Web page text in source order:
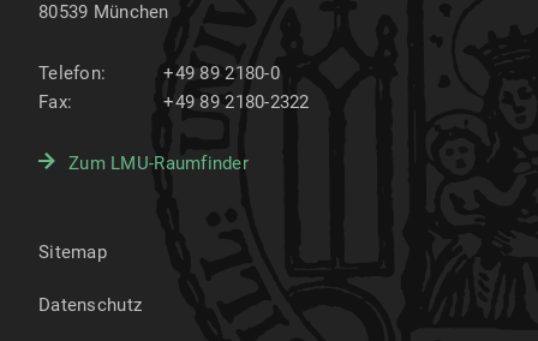
80539 München
Telefon:
+49 89 2180-0
Fax:
+49 89 2180-2322
Zum LMU-Raumfinder
Sitemap
Datenschutz